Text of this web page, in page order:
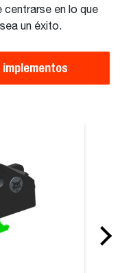
centrarse en lo que
un éxito.